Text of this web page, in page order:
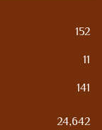
152
11
141
24,642